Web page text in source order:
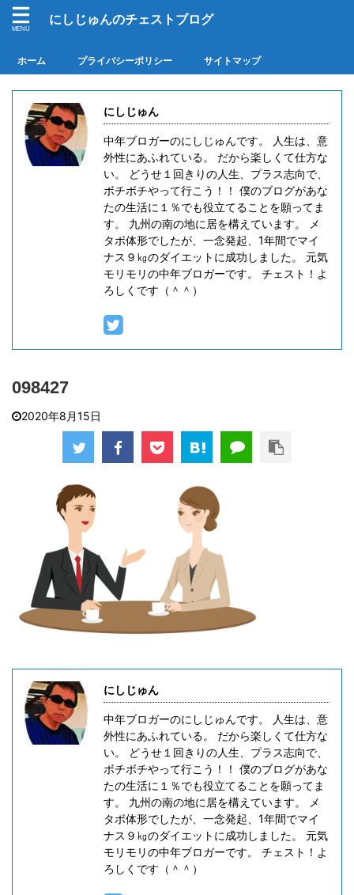
にしじゅんのチェストブログ
ホーム プライバシーポリシー サイトマップ
にしじゅん
中年ブロガーのにしじゅんです。 人生は、意
外性にあふれている。 だから楽しくて仕方な
い。 どうせ１回きりの人生、プラス志向で、
ボチボチやって行こう！！ 僕のブログがあな
たの生活に１％でも役立てることを願ってま
す。 九州の南の地に居を構えています。 メ
タボ体形でしたが、一念発起、1年間でマイ
ナス９㎏のダイエットに成功しました。 元気
モリモリの中年ブロガーです。 チェスト！よ
ろしくです（＾＾）
098427
2020年8月15日
にしじゅん
中年ブロガーのにしじゅんです。 人生は、意
外性にあふれている。 だから楽しくて仕方な
い。 どうせ１回きりの人生、プラス志向で、
ボチボチやって行こう！！ 僕のブログがあな
たの生活に１％でも役立てることを願ってま
す。 九州の南の地に居を構えています。 メ
タボ体形でしたが、一念発起、1年間でマイ
ナス９㎏のダイエットに成功しました。 元気
モリモリの中年ブロガーです。 チェスト！よ
ろしくです（＾＾）